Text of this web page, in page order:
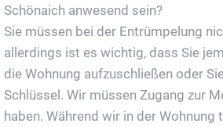
Schönaich anwesend sein?
Sie müssen bei der Entrümpelung
allerdings ist es wichtig, dass Sie
die Wohnung aufzuschließen oder
Schlüssel. Wir müssen Zugang zur
haben. Während wir in der Wohnung